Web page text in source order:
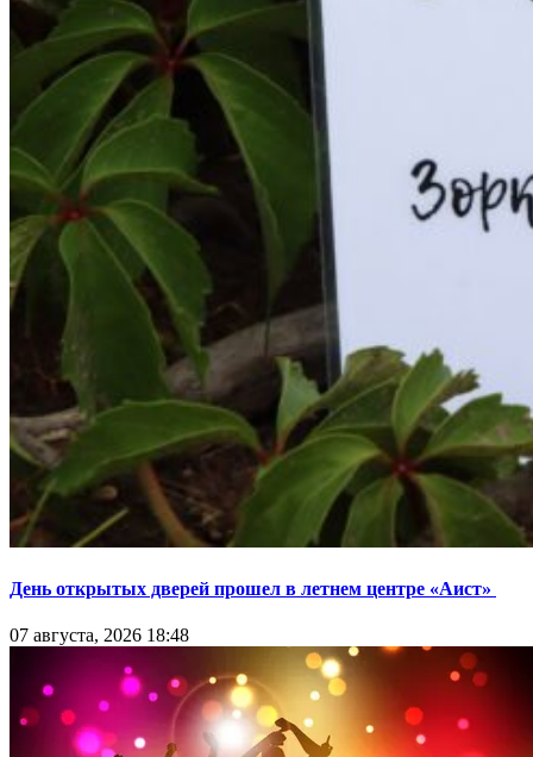
День открытых дверей прошел в летнем центре «Аист»
07 августа, 2026 18:48